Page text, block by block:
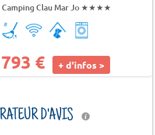
Camping Clau Mar Jo ★★★★
793 € + d'infos >
D'AVIS